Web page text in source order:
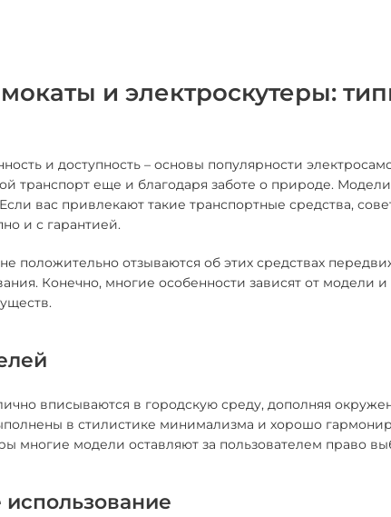
и электроскутеры:
и доступность – основы популярности
транспорт еще и благодаря заботе о природе.
вас привлекают такие транспортные средства,
и с гарантией.
положительно отзываются об этих средствах
Конечно, многие особенности зависят от модели
вписываются в городскую среду, дополняя
в стилистике минимализма и хорошо
многие модели оставляют за пользователем право